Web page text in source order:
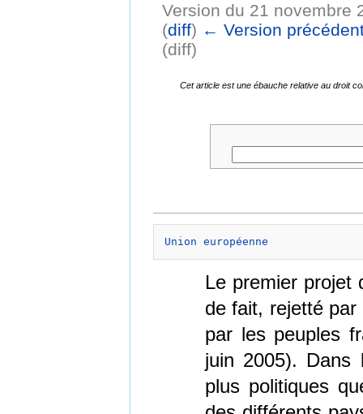
Version du 21 novembre
(diff) ← Version
(diff)
Cet article est une ébauche relative au droit
Union européenne
Le premier projet
de fait, rejetté
par les peuples
juin 2005). Dans
plus politiques